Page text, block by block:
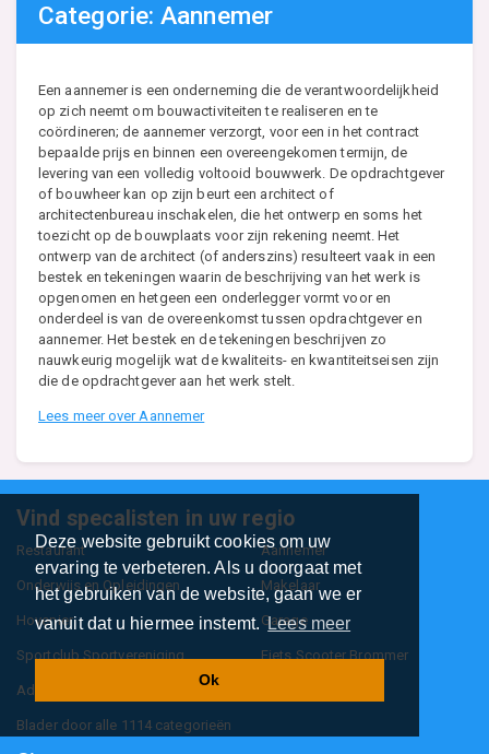
Deze website gebruikt cookies om uw
ervaring te verbeteren. Als u doorgaat met
het gebruiken van de website, gaan we er
vanuit dat u hiermee instemt.Lees meer
Ok
Categorie: Aannemer
Een aannemer is een onderneming die de verantwoordelijkheid
op zich neemt om bouwactiviteiten te realiseren en te
coördineren; de aannemer verzorgt, voor een in het contract
bepaalde prijs en binnen een overeengekomen termijn, de
levering van een volledig voltooid bouwwerk. De opdrachtgever
of bouwheer kan op zijn beurt een architect of
architectenbureau inschakelen, die het ontwerp en soms het
toezicht op de bouwplaats voor zijn rekening neemt. Het
ontwerp van de architect (of anderszins) resulteert vaak in een
bestek en tekeningen waarin de beschrijving van het werk is
opgenomen en hetgeen een onderlegger vormt voor en
onderdeel is van de overeenkomst tussen opdrachtgever en
aannemer. Het bestek en de tekeningen beschrijven zo
nauwkeurig mogelijk wat de kwaliteits- en kwantiteitseisen zijn
die de opdrachtgever aan het werk stelt.
Lees meer over Aannemer
Vind specalisten in uw regio
Restaurant Aannemer
Onderwijs en Opleidingen Makelaar
Hovenier Garage
Sportclub Sportvereniging Fiets Scooter Brommer
Administratiekantoor
Blader door alle 1114 categorieën